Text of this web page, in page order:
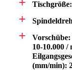
10-10.000 /
(mm/min):